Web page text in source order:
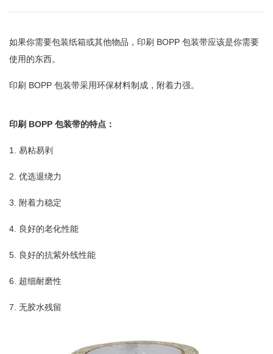
如果你需要包装纸箱或其他物品，印刷 BOPP 包装带应该是你需要
使用的东西。
印刷 BOPP 包装带采用环保材料制成，附着力强。
印刷 BOPP 包装带的特点：
1. 易粘易剥
2. 优选退绕力
3. 附着力稳定
4. 良好的老化性能
5. 良好的抗紫外线性能
6. 超细耐磨性
7. 无胶水残留